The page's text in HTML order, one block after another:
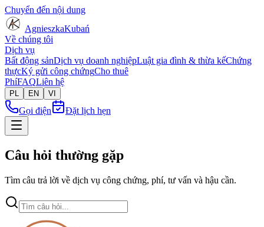
Chuyển đến nội dung
AgnieszkaKubań
Về chúng tôi
Dịch vụ
Bất động sảnDịch vụ doanh nghiệpLuật gia đình & thừa kếChứng
thựcKý gửi công chứngCho thuê
PhíFAQLiên hệ
PL EN VI
Gọi điện Đặt lịch hẹn
Câu hỏi thường gặp
Tìm câu trả lời về dịch vụ công chứng, phí, tư vấn và hậu cần.